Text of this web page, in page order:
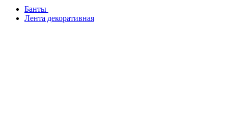
Банты
Лента декоративная